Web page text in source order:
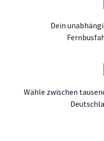
Dein
Wähle zwischen